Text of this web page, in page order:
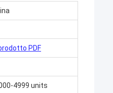
PDF
4999 units